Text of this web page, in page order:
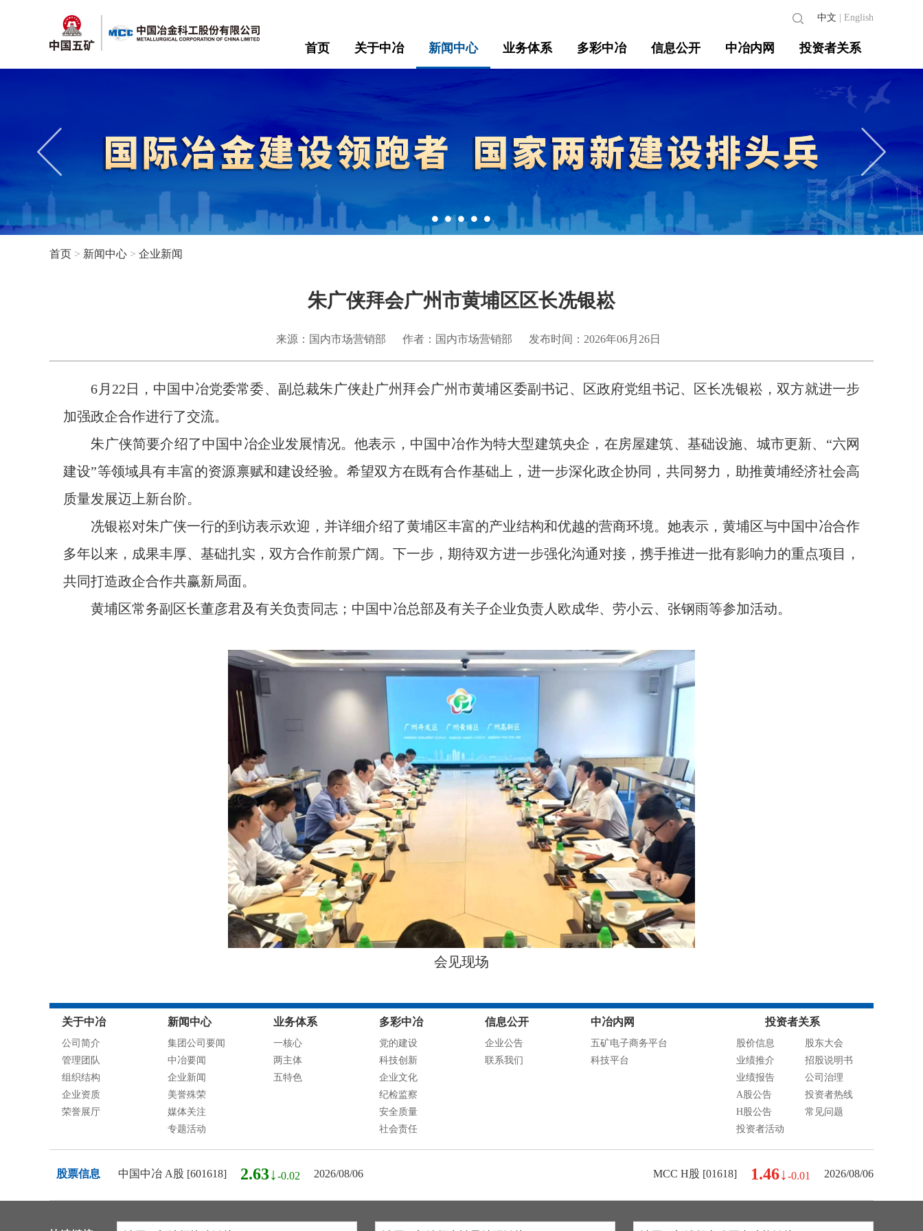
首页 关于中冶 新闻中心 业务体系 多彩中冶 信息公开 中冶内网 投资者关系
中文 English
首页 > 新闻中心 > 企业新闻
朱广侠拜会广州市黄埔区区长冼银崧
来源：国内市场营销部 作者：国内市场营销部 发布时间：2026年06月26日
6月22日，中国中冶党委常委、副总裁朱广侠赴广州拜会广州市黄埔区委副书记、区政府党组书记、区长冼银崧，双方就进一步
加强政企合作进行了交流。
朱广侠简要介绍了中国中冶企业发展情况。他表示，中国中冶作为特大型建筑央企，在房屋建筑、基础设施、城市更新、 “六网
建设”等领域具有丰富的资源禀赋和建设经验。希望双方在既有合作基础上，进一步深化政企协同 ， 共同努力，助推黄埔经济社会高
质量发展迈上新台阶。
冼银崧对朱广侠一行的到访表示欢迎，并详细介绍了黄埔区丰富的产业结构和优越的营商环境。她表示，黄埔区与中国中冶合作
多年以来，成果丰厚、基础扎实 ， 双方合作前景广阔。 下一步， 期待双方进一步强化沟通对接 ， 携手推进一批有影响力的重点项目，
共同打造政企合作共赢新局面。
黄埔区常务副区长董彦君及有关负责同志；中国中冶总部及有关子企业负责人欧成华、劳小云、张钢雨等参加活动。
会见现场
关于中冶
公司简介
管理团队
组织结构
企业资质
荣誉展厅
新闻中心
集团公司要闻
中冶要闻
企业新闻
美誉殊荣
媒体关注
专题活动
业务体系
一核心
两主体
五特色
多彩中冶
党的建设
科技创新
企业文化
纪检监察
安全质量
社会责任
信息公开
企业公告
联系我们
中冶内网
五矿电子商务平台
科技平台
投资者关系
股价信息
业绩推介
业绩报告
A股公告
H股公告
投资者活动
股东大会
招股说明书
公司治理
投资者热线
常见问题
股票信息 中国中冶 A股 [601618] 2.63↓-0.02 2026/08/06 MCC H股 [01618] 1.46↓-0.01 2026/08/06